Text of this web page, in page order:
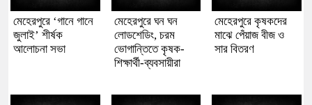
মেহেরপুরে ‘গানে গানে
জুলাই’ শীর্ষক
আলোচনা সভা
মেহেরপুরে ঘন ঘন
লোডশেডিং, চরম
ভোগান্তিতে কৃষক-
শিক্ষার্থী-ব্যবসায়ীরা
মেহেরপুরে কৃষকদের
মাঝে পেঁয়াজ বীজ ও
সার বিতরণ